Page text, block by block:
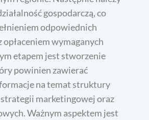
gospodarczą, co
odpowiednich
wymaganych
etapem jest stworzenie
powinien zawierać
na temat struktury
marketingowej oraz
Ważnym aspektem jest